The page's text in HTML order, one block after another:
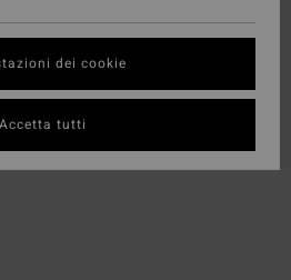
dei cookie
Accetta tutti